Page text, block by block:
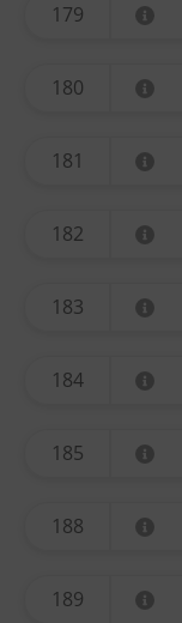
179
180
181
182
183
184
185
188
189